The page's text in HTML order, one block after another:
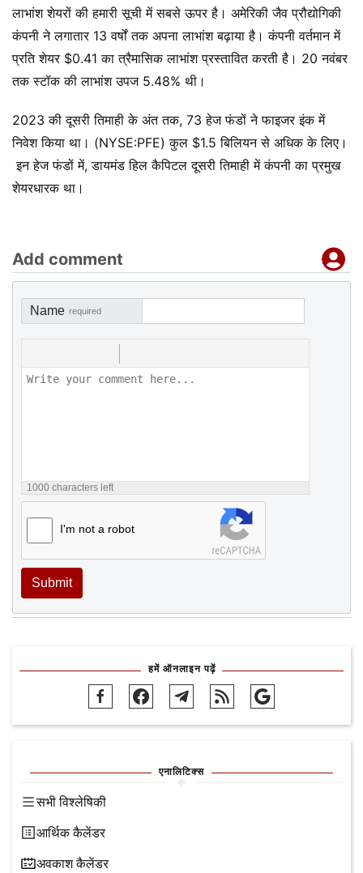
लाभांश शेयरों की हमारी सूची में सबसे ऊपर है। अमेरिकी जैव प्रौद्योगिकी
कंपनी ने लगातार 13 वर्षों तक अपना लाभांश बढ़ाया है। कंपनी वर्तमान में
प्रति शेयर $0.41 का त्रैमासिक लाभांश प्रस्तावित करती है। 20 नवंबर
तक स्टॉक की लाभांश उपज 5.48% थी।
2023 की दूसरी तिमाही के अंत तक, 73 हेज फंडों ने फाइजर इंक में
निवेश किया था। (NYSE:PFE) कुल $1.5 बिलियन से अधिक के लिए।
इन हेज फंडों में, डायमंड हिल कैपिटल दूसरी तिमाही में कंपनी का प्रमुख
शेयरधारक था।
Add comment
Name required
1000 characters left
I'm not a robot
Submit
हमें ऑनलाइन पढ़ें
एनालिटिक्स
सभी विश्लेषिकी
आर्थिक कैलेंडर
अवकाश कैलेंडर